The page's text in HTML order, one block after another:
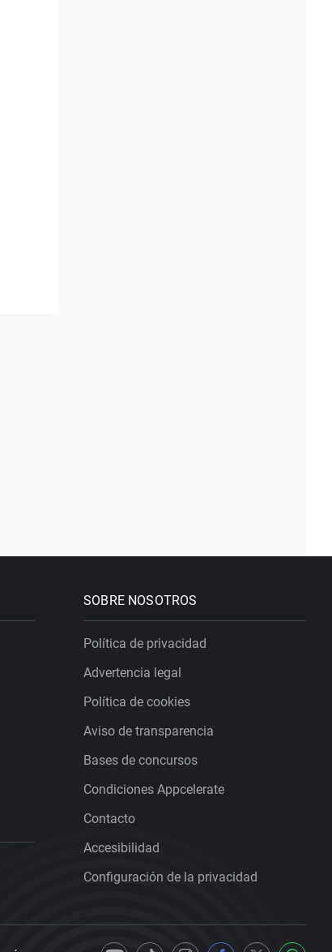
SOBRE NOSOTROS
Política de privacidad
Advertencia legal
Política de cookies
Aviso de transparencia
Bases de concursos
Condiciones Appcelerate
Contacto
Accesibilidad
Configuración de la privacidad